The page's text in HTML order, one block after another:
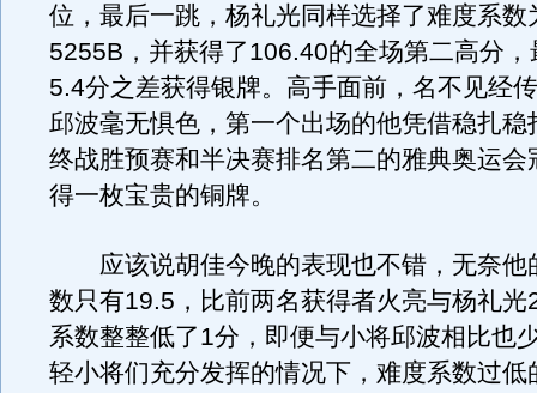
位，最后一跳，杨礼光同样选择了难度系数
5255B，并获得了106.40的全场第二高分
5.4分之差获得银牌。高手面前，名不见经
邱波毫无惧色，第一个出场的他凭借稳扎稳
终战胜预赛和半决赛排名第二的雅典奥运会
得一枚宝贵的铜牌。
应该说胡佳今晚的表现也不错，无奈他
数只有19.5，比前两名获得者火亮与杨礼光
系数整整低了1分，即便与小将邱波相比也
轻小将们充分发挥的情况下，难度系数过低